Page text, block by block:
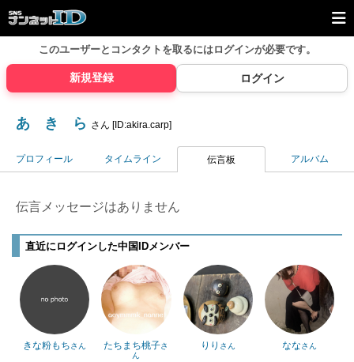
このユーザーとコンタクトを取るにはログインが必要です。
新規登録 ログイン
あ き ら さん [ID:akira.carp]
プロフィール タイムライン 伝言板 アルバム
伝言メッセージはありません
直近にログインした中国IDメンバー
きな粉もちさん たちまち桃子さ
ん
りり さん ななさん